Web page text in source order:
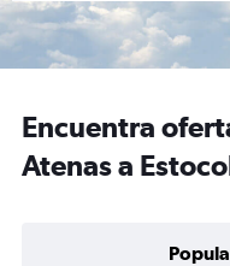
Encuentra
Atenas a